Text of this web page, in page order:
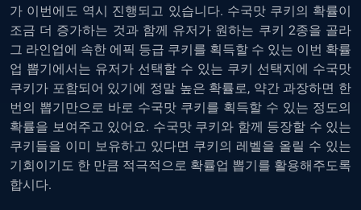
가 이번에도 역시 진행되고 있습니다. 수국맛 쿠키의 확률이
조금 더 증가하는 것과 함께 유저가 원하는 쿠키 2종을 골라
그 라인업에 속한 에픽 등급 쿠키를 획득할 수 있는 이번 확률
업 뽑기에서는 유저가 선택할 수 있는 쿠키 선택지에 수국맛
쿠키가 포함되어 있기에 정말 높은 확률로, 약간 과장하면 한
번의 뽑기만으로 바로 수국맛 쿠키를 획득할 수 있는 정도의
확률을 보여주고 있어요. 수국맛 쿠키와 함께 등장할 수 있는
쿠키들을 이미 보유하고 있다면 쿠키의 레벨을 올릴 수 있는
기회이기도 한 만큼 적극적으로 확률업 뽑기를 활용해주도록
합시다.